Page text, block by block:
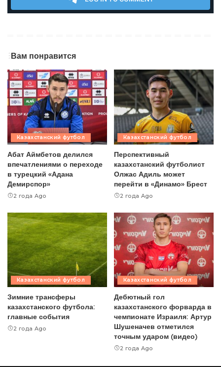
Вам понравится
Казахстанский футбол
Абат Аймбетов делился
впечатлениями о переходе
в турецкий «Адана
Демирспор»
2 года Ago
Казахстанский футбол
Перспективный
казахстанский футболист
Олжас Адиль может
перейти в «Динамо» Брест
2 года Ago
Казахстанский футбол
Зимние трансферы
казахстанского футбола:
главные события
2 года Ago
Казахстанский футбол
Дебютный гол
казахстанского форварда в
чемпионате Израиля: Артур
Шушеначев отметился
точным ударом (видео)
2 года Ago